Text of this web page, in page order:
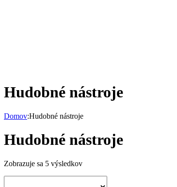
Hudobné nástroje
Domov:Hudobné nástroje
Hudobné nástroje
Zobrazuje sa 5 výsledkov